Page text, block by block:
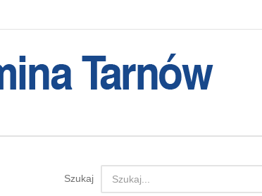
Szukaj